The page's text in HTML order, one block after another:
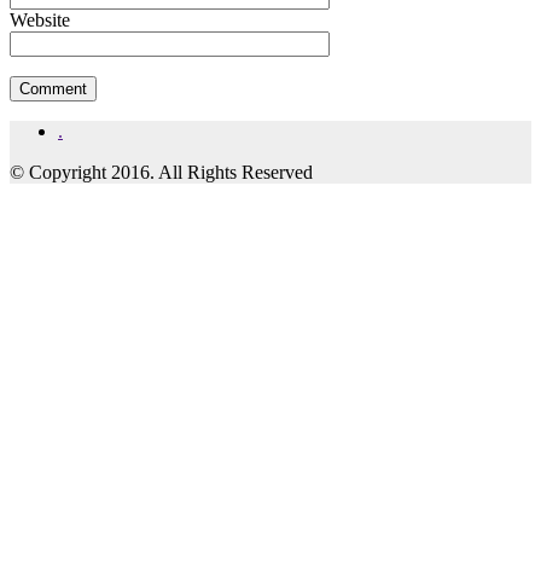
Website
.
© Copyright 2016. All Rights Reserved